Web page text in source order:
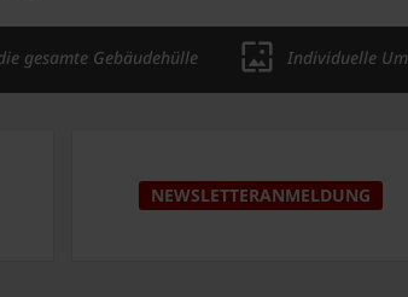
gesamte Gebäudehülle Individuelle
NEWSLETTERANMELDUNG